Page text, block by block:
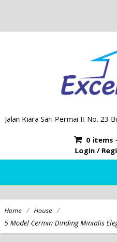
Jalan Kiara Sari Permai II No. 23
0 items -
Login /
Home / House /
5 Model Cermin Dinding Minialis